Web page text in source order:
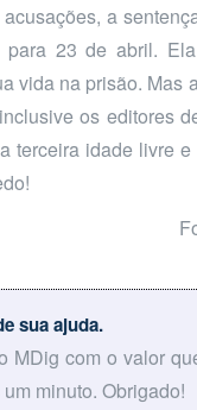
a
23 de abril.
vida na prisão. Mas
os editores
terceira idade livre
sua ajuda.
MDig com o valor
minuto. Obrigado!